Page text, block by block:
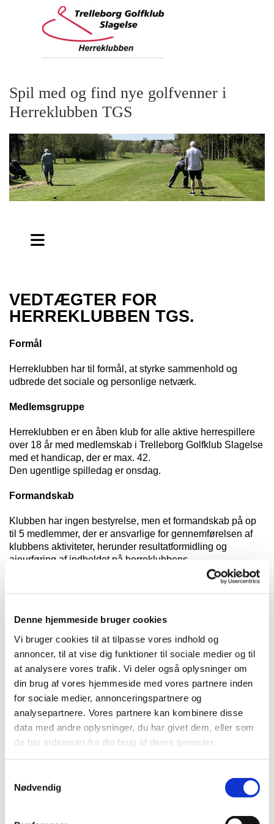
Denne hjemmeside bruger cookies
Vi bruger cookies til at tilpasse vores indhold og
annoncer, til at vise dig funktioner til sociale medier og til
at analysere vores trafik. Vi deler også oplysninger om
din brug af vores hjemmeside med vores partnere inden
for sociale medier, annonceringspartnere og
analysepartnere. Vores partnere kan kombinere disse
data med andre oplysninger, du har givet dem, eller som
de har indsamlet fra din brug af deres tjenester.
Nødvendig
Spil med og find nye golfvenner i
Herreklubben TGS
VEDTÆGTER FOR
HERREKLUBBEN TGS.
Formål
Herreklubben har til formål, at styrke sammenhold og
udbrede det sociale og personlige netværk.
Medlemsgruppe
Herreklubben er en åben klub for alle aktive herrespillere
over 18 år med medlemskab i Trelleborg Golfklub Slagelse
med et handicap, der er max. 42.
Den ugentlige spilledag er onsdag.
Formandskab
Klubben har ingen bestyrelse, men et formandskab på op
til 5 medlemmer, der er ansvarlige for gennemførelsen af
klubbens aktiviteter, herunder resultatformidling og
ajourføring af indholdet på herreklubbens
Klubbens ”regnskabsår” er perioden mellem 2
generalforsamlinger. Klubbens økonomiske midler
opbevares som en kassebeholdning ved formandskabets
foranstaltning. Det forudsættes, at der ikke er væsentlig
kassebeholdning mellem 2 sæsoner.
Kontingent
Kontingent betales en gang årligt på Herreklubben TGS
konto nr. 9570 12964811.
Kontingentets størrelse fastsættes på generalforsamlingen
og anvendes dels til ekstra præmier på enkelte spilledage,
dels til præmier til vindere af gennemgående turneringer